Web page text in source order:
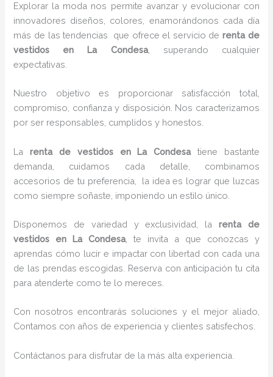
Explorar la moda nos permite avanzar y evolucionar con
innovadores diseños, colores, enamorándonos cada día
más de las tendencias que ofrece el servicio de renta de
vestidos en La Condesa, superando cualquier
expectativas.
Nuestro objetivo es proporcionar satisfacción total,
compromiso, confianza y disposición. Nos caracterizamos
por ser responsables, cumplidos y honestos.
Larenta de vestidos en La Condesa tiene bastante
demanda, cuidamos cada detalle, combinamos
accesorios de tu preferencia, la idea es lograr que luzcas
como siempre soñaste, imponiendo un estilo único.
Disponemos de variedad y exclusividad, la renta de
vestidos en La Condesa, te invita a que conozcas y
aprendas cómo lucir e impactar con libertad con cada una
de las prendas escogidas. Reserva con anticipación tu cita
para atenderte como te lo mereces.
Con nosotros encontrarás soluciones y el mejor aliado,
Contamos con años de experiencia y clientes satisfechos.
Contáctanos para disfrutar de la más alta experiencia.